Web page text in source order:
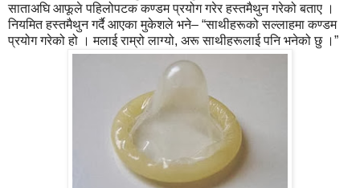
साताअघि आफूले पहिलोपटक कण्डम प्रयोग गरेर हस्तमैथुन गरेको बताए ।
नियमित हस्तमैथुन गर्दै आएका मुकेशले भने– “साथीहरूको सल्लाहमा कण्डम
प्रयोग गरेको हो । मलाई राम्रो लाग्यो, अरू साथीहरूलाई पनि भनेको छु ।”